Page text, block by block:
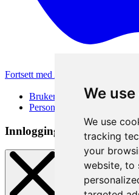
We
We use
tracking
your
website, to
Fortsett med Apple
Brukervilkår
Personvernerklæring
Innloggingsmetode